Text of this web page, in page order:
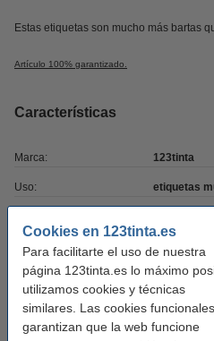
Cookies en 123tinta.es
Para facilitarte el uso de nuestra
página 123tinta.es lo máximo
utilizamos cookies y técnicas
similares. Las cookies funcionales
garantizan que la web funcione
Estas etiquetas son mucho más bartas
Artículo 100% garantizado.
Características
Marca: 123tinta
Uso: etiquetas
Medidas: 13 x 25 mm
Acabado: mate
Material: papel
Color: blanco